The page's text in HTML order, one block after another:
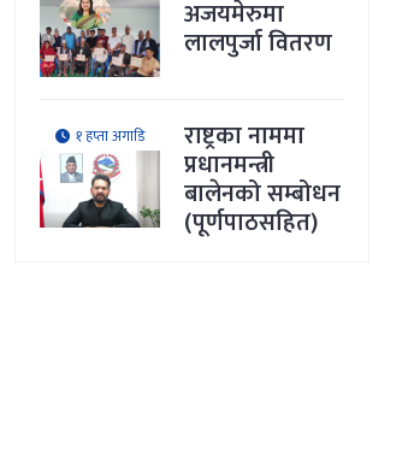
अजयमेरुमा
लालपुर्जा वितरण
१ हप्ता अगाडि राष्ट्रका नाममा
प्रधानमन्त्री
बालेनको सम्बोधन
(पूर्णपाठसहित)